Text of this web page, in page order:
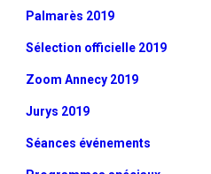
Palmarès 2019
Sélection officielle 2019
Zoom Annecy 2019
Jurys 2019
Séances événements